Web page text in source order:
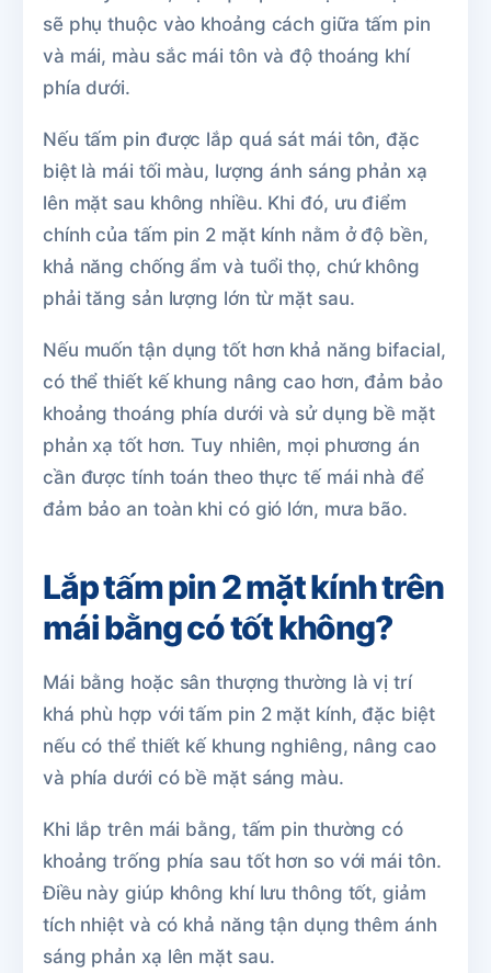
sẽ phụ thuộc vào khoảng cách giữa tấm pin
và mái, màu sắc mái tôn và độ thoáng khí
phía dưới.
Nếu tấm pin được lắp quá sát mái tôn, đặc
biệt là mái tối màu, lượng ánh sáng phản xạ
lên mặt sau không nhiều. Khi đó, ưu điểm
chính của tấm pin 2 mặt kính nằm ở độ bền,
khả năng chống ẩm và tuổi thọ, chứ không
phải tăng sản lượng lớn từ mặt sau.
Nếu muốn tận dụng tốt hơn khả năng bifacial,
có thể thiết kế khung nâng cao hơn, đảm bảo
khoảng thoáng phía dưới và sử dụng bề mặt
phản xạ tốt hơn. Tuy nhiên, mọi phương án
cần được tính toán theo thực tế mái nhà để
đảm bảo an toàn khi có gió lớn, mưa bão.
Lắp tấm pin 2 mặt kính trên
mái bằng có tốt không?
Mái bằng hoặc sân thượng thường là vị trí
khá phù hợp với tấm pin 2 mặt kính, đặc biệt
nếu có thể thiết kế khung nghiêng, nâng cao
và phía dưới có bề mặt sáng màu.
Khi lắp trên mái bằng, tấm pin thường có
khoảng trống phía sau tốt hơn so với mái tôn.
Điều này giúp không khí lưu thông tốt, giảm
tích nhiệt và có khả năng tận dụng thêm ánh
sáng phản xạ lên mặt sau.